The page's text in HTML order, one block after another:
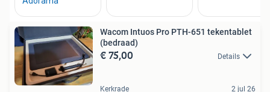
Wacom Intuos Pro PTH-651 tekentablet
(bedraad)
€ 75,00 Details
Kerkrade 2 jul 26